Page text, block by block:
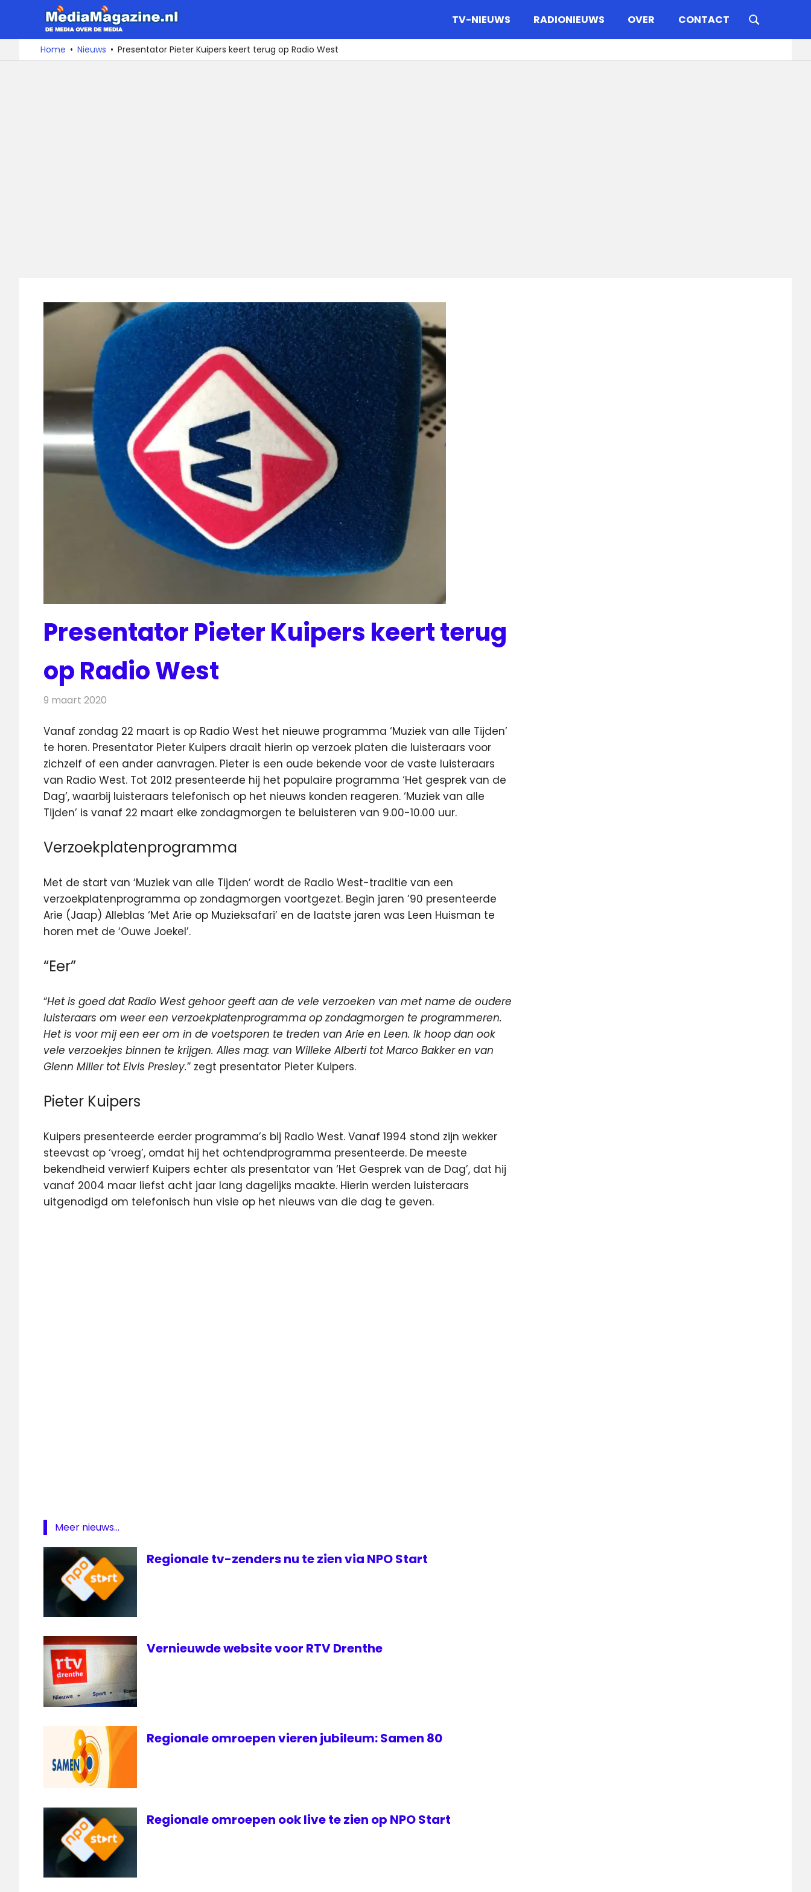
naar
De
media
over
TV-NIEUWS RADIONIEUWS OVER CONTACT
Home Nieuws Presentator Pieter Kuipers keert terug op Radio West
Presentator Pieter Kuipers keert terug
op Radio West
9 maart 2020
Vanaf zondag 22 maart is op Radio West het nieuwe programma ‘Muziek van alle Tijden’
te horen. Presentator Pieter Kuipers draait hierin op verzoek platen die luisteraars voor
zichzelf of een ander aanvragen. Pieter is een oude bekende voor de vaste luisteraars
van Radio West. Tot 2012 presenteerde hij het populaire programma ‘Het gesprek van de
Dag’, waarbij luisteraars telefonisch op het nieuws konden reageren. ‘Muziek van alle
Tijden’ is vanaf 22 maart elke zondagmorgen te beluisteren van 9.00-10.00 uur.
Verzoekplatenprogramma
Met de start van ‘Muziek van alle Tijden’ wordt de Radio West-traditie van een
verzoekplatenprogramma op zondagmorgen voortgezet. Begin jaren ’90 presenteerde
Arie (Jaap) Alleblas ‘Met Arie op Muzieksafari’ en de laatste jaren was Leen Huisman te
horen met de ‘Ouwe Joekel’.
“Eer”
“Het is goed dat Radio West gehoor geeft aan de vele verzoeken van met name de oudere
luisteraars om weer een verzoekplatenprogramma op zondagmorgen te programmeren.
Het is voor mij een eer om in de voetsporen te treden van Arie en Leen. Ik hoop dan ook
vele verzoekjes binnen te krijgen. Alles mag: van Willeke Alberti tot Marco Bakker en van
Glenn Miller tot Elvis Presley.” zegt presentator Pieter Kuipers.
Pieter Kuipers
Kuipers presenteerde eerder programma’s bij Radio West. Vanaf 1994 stond zijn wekker
steevast op ‘vroeg’, omdat hij het ochtendprogramma presenteerde. De meeste
bekendheid verwierf Kuipers echter als presentator van ‘Het Gesprek van de Dag’, dat hij
vanaf 2004 maar liefst acht jaar lang dagelijks maakte. Hierin werden luisteraars
uitgenodigd om telefonisch hun visie op het nieuws van die dag te geven.
Meer nieuws...
Regionale tv-zenders nu te zien via NPO Start
Vernieuwde website voor RTV Drenthe
Regionale omroepen vieren jubileum: Samen 80
Regionale omroepen ook live te zien op NPO Start